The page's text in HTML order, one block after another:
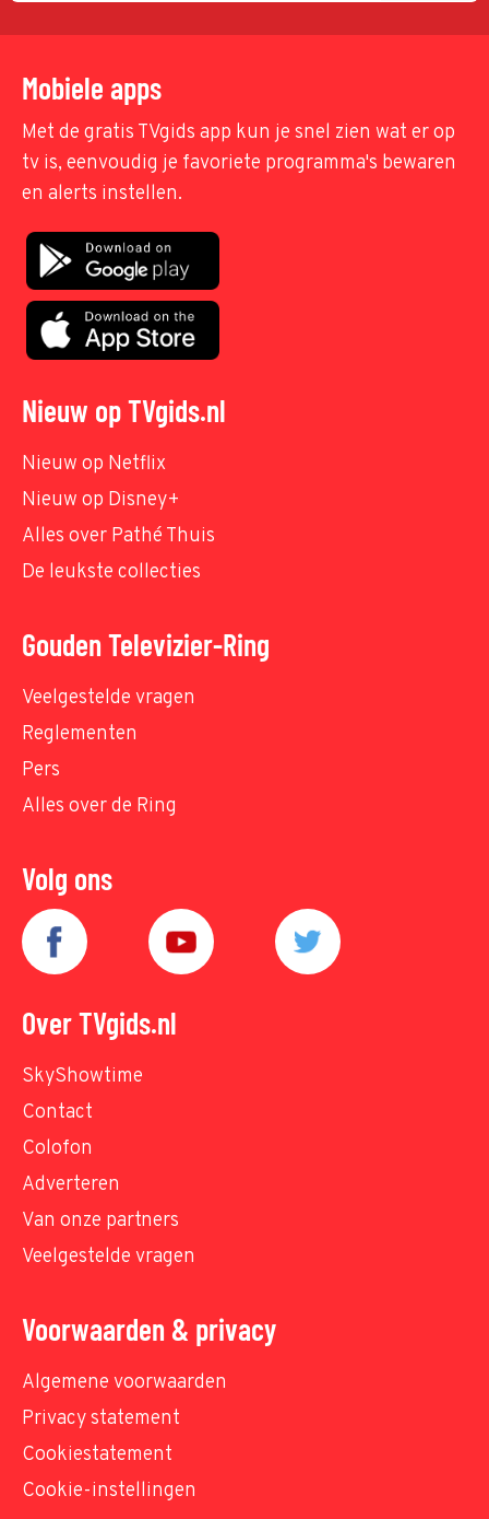
Mobiele apps
Met de gratis TVgids app kun je snel zien wat er op
tv is, eenvoudig je favoriete programma's bewaren
en alerts instellen.
Nieuw op TVgids.nl
Nieuw op Netflix
Nieuw op Disney+
Alles over Pathé Thuis
De leukste collecties
Gouden Televizier-Ring
Veelgestelde vragen
Reglementen
Pers
Alles over de Ring
Volg ons
Over TVgids.nl
SkyShowtime
Contact
Colofon
Adverteren
Van onze partners
Veelgestelde vragen
Voorwaarden & privacy
Algemene voorwaarden
Privacy statement
Cookiestatement
Cookie-instellingen